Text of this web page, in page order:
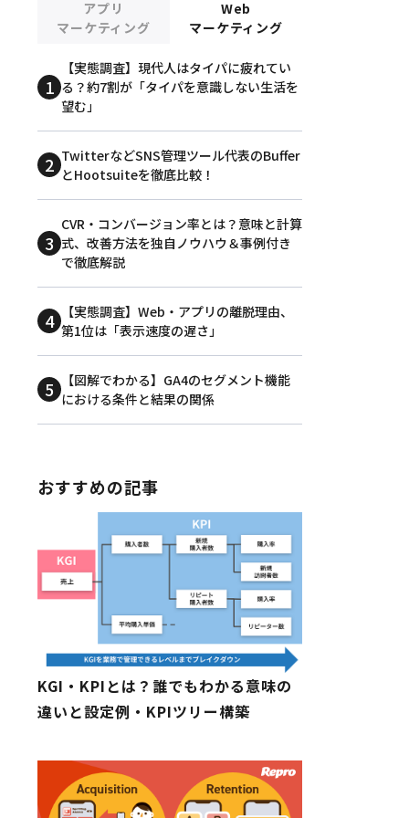
アプリ
マーケティング
Web
マーケティング
【実態調査】現代人はタイパに疲れてい
る？約7割が「タイパを意識しない生活を
望む」
TwitterなどSNS管理ツール代表のBuffer
とHootsuiteを徹底比較！
CVR・コンバージョン率とは？意味と計算
式、改善方法を独自ノウハウ＆事例付き
で徹底解説
【実態調査】Web・アプリの離脱理由、
第1位は「表示速度の遅さ」
【図解でわかる】GA4のセグメント機能
における条件と結果の関係
おすすめの記事
KGI・KPIとは？誰でもわかる意味の
違いと設定例・KPIツリー構築